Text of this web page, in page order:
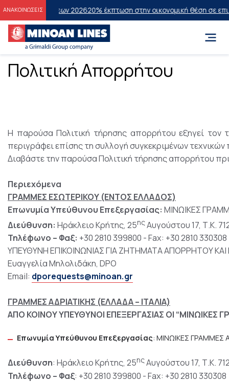
ΑΝΑΚΟΙΝΩΣΕΙΣ
202620% έκπτωση στην οικονομική θέση σε επιλεγμένα
Πολιτική Απορρήτου
Η παρούσα Πολιτική τήρησης απορρήτου εξηγεί
περιγράφει επίσης τη συλλογή συγκεκριμένων
Διαβάστε την παρούσα Πολιτική τήρησης απορρήτου
Περιεχόμενα
ΓΡΑΜΜΕΣ ΕΣΩΤΕΡΙΚΟΥ (ΕΝΤΟΣ ΕΛΛΑΔΟΣ)
Επωνυμία Υπεύθυνου Επεξεργασίας: ΜΙΝΩΙΚΕΣ
Διεύθυνση: Ηράκλειο Κρήτης, 25ηςΑυγούστου 17, Τ.Κ.
Τηλέφωνο – Φαξ: +30 2810 399800 - Fax: +30 2810 330308
ΥΠΕΥΘΥΝΗ ΕΠΙΚΟΙΝΩΝΙΑΣ ΓΙΑ ΖΗΤΗΜΑΤΑ ΑΠΟΡΡΗΤΟΥ
Ευαγγελία Μηλολιδάκη, DPO
Email: dporequests@minoan.gr
ΓΡΑΜΜΕΣ ΑΔΡΙΑΤΙΚΗΣ (ΕΛΛΑΔΑ – ΙΤΑΛΙΑ)
ΑΠΟ ΚΟΙΝΟΥ ΥΠΕΥΘΥΝΟΙ ΕΠΕΞΕΡΓΑΣΙΑΣ OI “ΜΙΝΩΙΚΕΣ
Επωνυμία Υπεύθυνου Επεξεργασίας: ΜΙΝΩΙΚΕΣ ΓΡΑΜΜΕΣ
Διεύθυνση: Ηράκλειο Κρήτης, 25ηςΑυγούστου 17, Τ.Κ.
Τηλέφωνο – Φαξ: +30 2810 399800 - Fax: +30 2810 330308